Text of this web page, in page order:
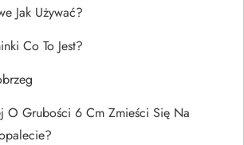
Jak Używać?
Co To Jest?
O Grubości 6 Cm Zmieści Się Na